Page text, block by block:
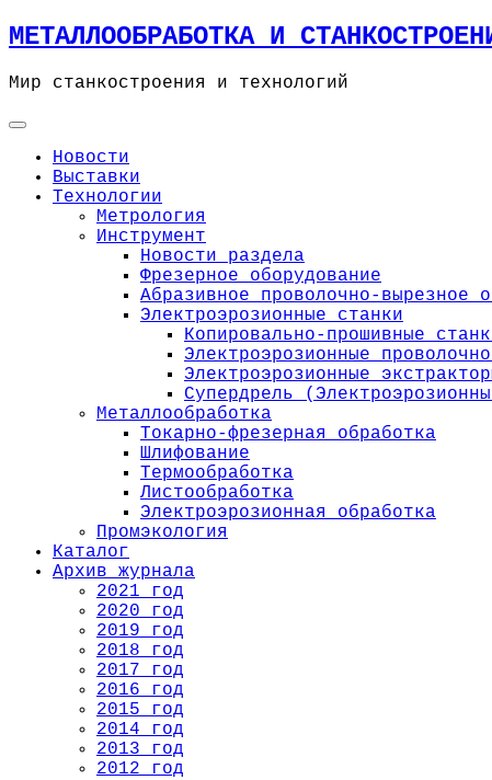
Skip
to
МЕТАЛЛООБРАБОТКА И
Мир станкостроения и технологий
Новости
Выставки
Технологии
Метрология
Инструмент
Новости раздела
Фрезерное оборудование
Абразивное проволочно-вырезное
Электроэрозионные станки
Копировально-прошивные
Электроэрозионные
Электроэрозионные
Супердрель
Металлообработка
Токарно-фрезерная обработка
Шлифование
Термообработка
Листообработка
Электроэрозионная обработка
Промэкология
Каталог
Архив журнала
2021 год
2020 год
2019 год
2018 год
2017 год
2016 год
2015 год
2014 год
2013 год
2012 год